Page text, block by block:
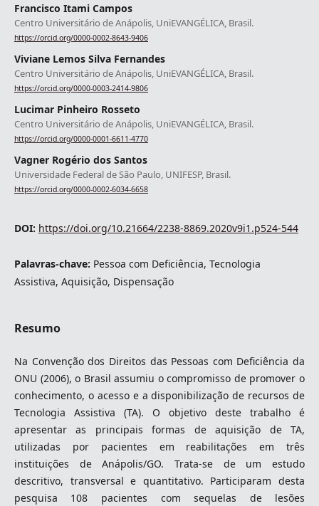
Francisco Itami Campos
Centro Universitário de Anápolis, UniEVANGÉLICA, Brasil.
https://orcid.org/0000-0002-8643-9406
Viviane Lemos Silva Fernandes
Centro Universitário de Anápolis, UniEVANGÉLICA, Brasil.
https://orcid.org/0000-0003-2414-9806
Lucimar Pinheiro Rosseto
Centro Universitário de Anápolis, UniEVANGÉLICA, Brasil.
https://orcid.org/0000-0001-6611-4770
Vagner Rogério dos Santos
Universidade Federal de São Paulo, UNIFESP, Brasil.
https://orcid.org/0000-0002-6034-6658
DOI: https://doi.org/10.21664/2238-8869.2020v9i1.p524-544
Palavras-chave: Pessoa com Deficiência, Tecnologia
Assistiva, Aquisição, Dispensação
Resumo
Na Convenção dos Direitos das Pessoas com Deficiência da
ONU (2006), o Brasil assumiu o compromisso de promover o
conhecimento, o acesso e a disponibilização de recursos de
Tecnologia Assistiva (TA). O objetivo deste trabalho é
apresentar as principais formas de aquisição de TA,
utilizadas por pacientes em reabilitações em três
instituições de Anápolis/GO. Trata-se de um estudo
descritivo, transversal e quantitativo. Participaram desta
pesquisa 108 pacientes com sequelas de lesões